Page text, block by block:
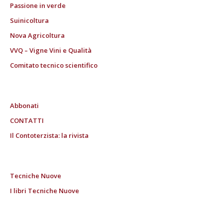
Passione in verde
Suinicoltura
Nova Agricoltura
VVQ – Vigne Vini e Qualità
Comitato tecnico scientifico
Abbonati
CONTATTI
Il Contoterzista: la rivista
Tecniche Nuove
I libri Tecniche Nuove